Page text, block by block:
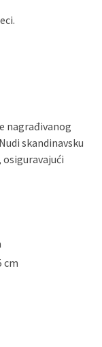
nagrađivanog
skandinavsku
cm